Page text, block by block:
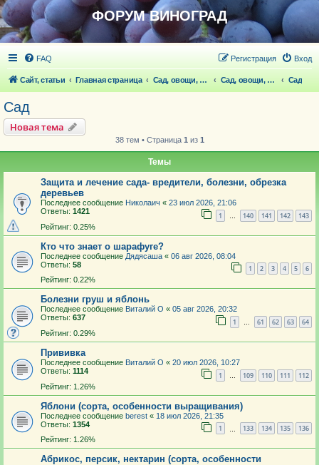
ФОРУМ ВИНОГРАД
FAQ Вход
Регистрация
Сайт, статьи Главная страница Сад, овощи, ягодники, цветы, беседка Сад, овощи, ягодники, цветы Сад
Сад
Новая тема
38 тем • Страница 1 из 1
Темы
Защита и лечение сада- вредители, болезни, обрезка
деревьев
Последнее сообщение Николаич « 23 июл 2026, 21:06
Ответы: 1421 1 … 140 141 142 143
Рейтинг: 0.25%
Кто что знает о шарафуге?
Последнее сообщение Дядясаша « 06 авг 2026, 08:04
Ответы: 58 1 2 3 4 5 6
Рейтинг: 0.22%
Болезни груш и яблонь
Последнее сообщение Виталий О « 05 авг 2026, 20:32
Ответы: 637 1 … 61 62 63 64
Рейтинг: 0.29%
Прививка
Последнее сообщение Виталий О « 20 июл 2026, 10:27
Ответы: 1114 1 … 109 110 111 112
Рейтинг: 1.26%
Яблони (сорта, особенности выращивания)
Последнее сообщение berest « 18 июл 2026, 21:35
Ответы: 1354 1 133 134 135 136
Рейтинг: 1.26%
Абрикос, персик, нектарин (сорта, особенности